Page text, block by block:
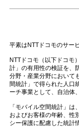
平素はNTTドコモのサー
NTTドコモ（以下ドコモ
計」の有用性の検証を、
分野・産業分野において
間統計」で得られた人口
ーチ事業として、自治体
「モバイル空間統計」
およびお客様の年齢、性
シー保護に配慮した統計